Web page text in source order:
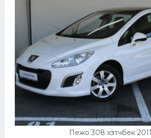
Пежо 308 хэтчбек 2011